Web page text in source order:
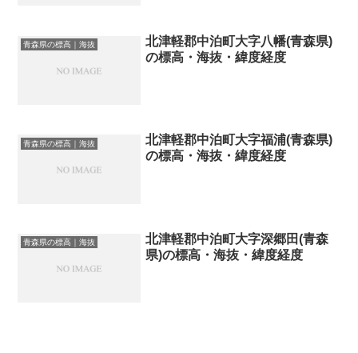
青森県の標高｜海抜
北津軽郡中泊町大字八幡(青森県)
の標高・海抜・緯度経度
青森県の標高｜海抜
北津軽郡中泊町大字福浦(青森県)
の標高・海抜・緯度経度
青森県の標高｜海抜
北津軽郡中泊町大字深郷田(青森
県)の標高・海抜・緯度経度